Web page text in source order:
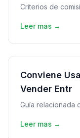
Criterios de
Leer mas →
Conviene
Vender Entr
Guía relacionada
Leer mas →